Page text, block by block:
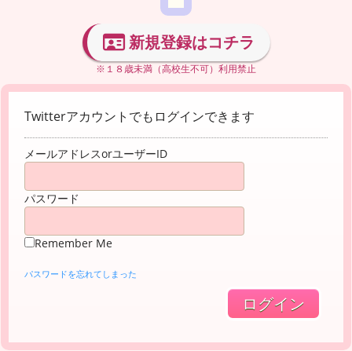
新規登録はコチラ
※１８歳未満（高校生不可）利用禁止
Twitterアカウントでもログインできます
メールアドレスorユーザーID
パスワード
Remember Me
パスワードを忘れてしまった